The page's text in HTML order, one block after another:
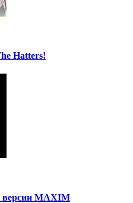
Hatters!
версии MAXIM